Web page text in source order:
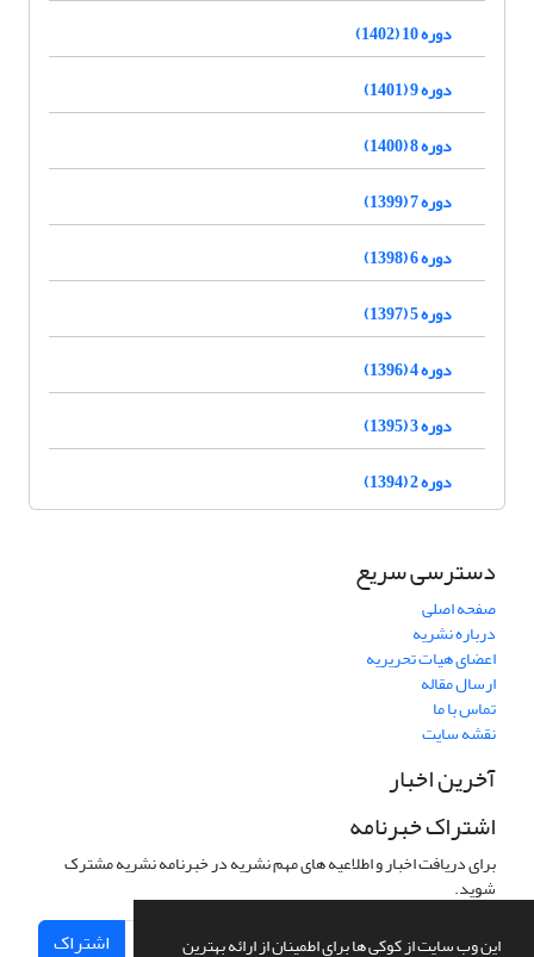
این وب سایت از کوکی ها برای اطمینان از ارائه بهترین
دوره 10 (1402)
دوره 9 (1401)
دوره 8 (1400)
دوره 7 (1399)
دوره 6 (1398)
دوره 5 (1397)
دوره 4 (1396)
دوره 3 (1395)
دوره 2 (1394)
دسترسی سریع
صفحه اصلی
درباره نشریه
اعضای هیات تحریریه
ارسال مقاله
تماس با ما
نقشه سایت
آخرین اخبار
اشتراک خبرنامه
برای دریافت اخبار و اطلاعیه های مهم نشریه در خبرنامه نشریه مشترک
شوید.
اشتراک